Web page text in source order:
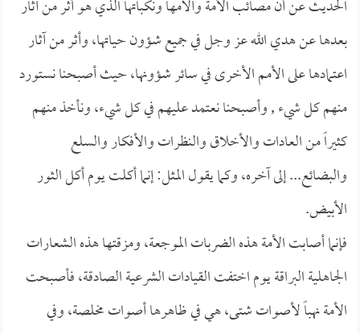
الحديث عن أن مصائب الأمة وآلامها ونكباتها الذي هو أثر من آثار
بعدها عن هدي الله عز وجل في جميع شؤون حياتها، وأثر من آثار
اعتمادها على الأمم الأخرى في سائر شؤونها، حيث أصبحنا نستورد
منهم كل شيء , وأصبحنا نعتمد عليهم في كل شيء، ونأخذ منهم
كثيراً من العادات والأخلاق والنظرات والأفكار والسلع
والبضائع... إلى آخره، وكما يقول المثل: إنما أكلت يوم أكل الثور
الأبيض.
فإنما أصابت الأمة هذه الضربات الموجعة، ومزقتها هذه الشعارات
الجاهلية البراقة يوم اختفت القيادات الشرعية الصادقة، فأصبحت
الأمة نهباً لأصوات شتى، هي في ظاهرها أصوات مخلصة، وفي